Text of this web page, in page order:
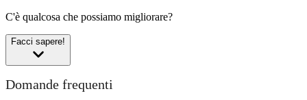
C'è qualcosa che possiamo migliorare?
Facci sapere!
Domande frequenti